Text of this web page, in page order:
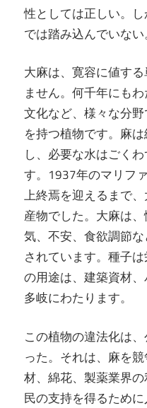
性としては正しい。
では踏み込んでいない
大麻は、寛容に値す
ません。何千年にも
文化など、様々な分
を持つ植物です。麻
し、必要な水はごく
す。1937年のマリフ
上終焉を迎えるまで
産物でした。大麻は
気、不安、食欲調節
されています。種子
の用途は、建築資材
多岐にわたります。
この植物の違法化は
った。それは、麻を
材、綿花、製薬業界
民の支持を得るため